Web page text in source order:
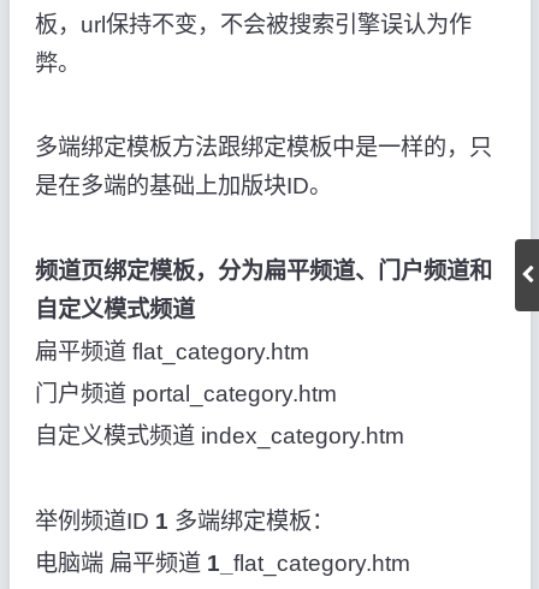
板，url保持不变，不会被搜索引擎误认为作
弊。
多端绑定模板方法跟绑定模板中是一样的，只
是在多端的基础上加版块ID。
频道页绑定模板，分为扁平频道、门户频道和
自定义模式频道
扁平频道 flat_category.htm
门户频道 portal_category.htm
自定义模式频道 index_category.htm
举例频道ID 1 多端绑定模板：
电脑端 扁平频道 1_ flat_category.htm